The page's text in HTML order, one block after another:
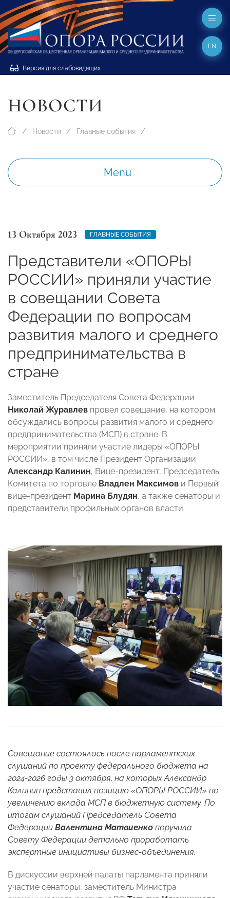
Версия для слабовидящих
EN
НОВОСТИ
Новости Главные события
Menu
13 Октября 2023 ГЛАВНЫЕ СОБЫТИЯ
Представители «ОПОРЫ
РОССИИ» приняли участие
в совещании Совета
Федерации по вопросам
развития малого и среднего
предпринимательства в
стране
Заместитель Председателя Совета Федерации
Николай Журавлев провел совещание, на котором
обсуждались вопросы развития малого и среднего
предпринимательства (МСП) в стране. В
мероприятии приняли участие лидеры «ОПОРЫ
РОССИИ», в том числе Президент Организации
Александр Калинин, Вице-президент, Председатель
Комитета по торговле Владлен Максимов и Первый
вице-президент Марина Блудян, а также сенаторы и
представители профильных органов власти.
Совещание состоялось после парламентских
слушаний по проекту федерального бюджета на
2024-2026 годы 3 октября, на которых Александр
Калинин представил позицию «ОПОРЫ РОССИИ» по
увеличению вклада МСП в бюджетную систему. По
итогам слушаний Председатель Совета
Федерации Валентина Матвиенко поручила
Совету Федерации детально проработать
экспертные инициативы бизнес-объединения.
В дискуссии верхней палаты парламента приняли
участие сенаторы, заместитель Министра